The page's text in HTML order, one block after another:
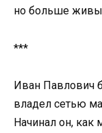
но больше
***
Иван Павлович
владел сетью
Начинал он, как